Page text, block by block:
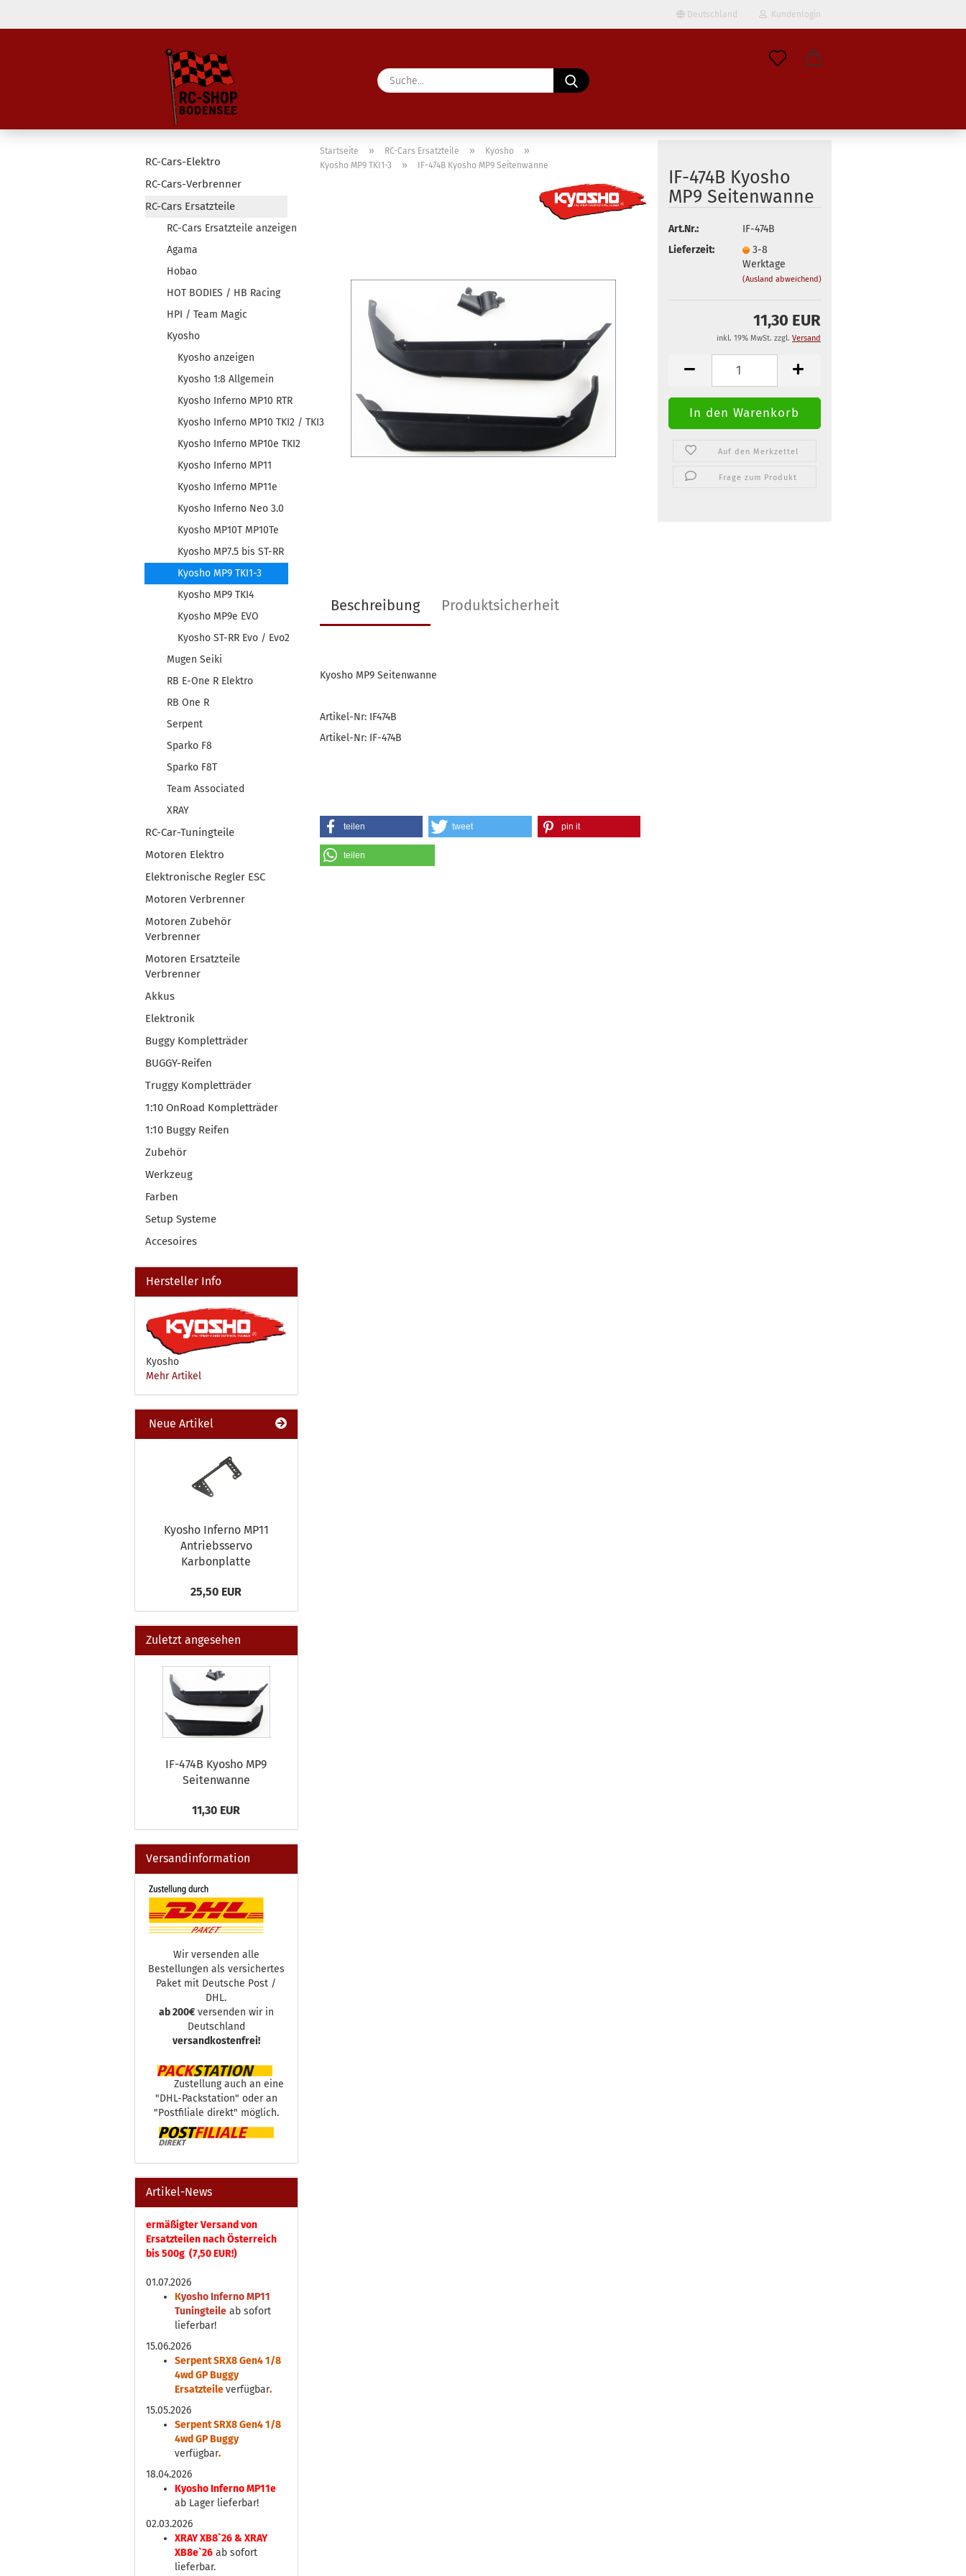
Deutschland Kundenlogin
Passwort
Suche...
Startseite » RC-Cars Ersatzteile » Kyosho »
Kyosho MP9 TKI1-3 » IF-474B Kyosho MP9 Seitenwanne
IF-474B Kyosho
MP9 Seitenwanne
Art.Nr.:
IF-474B
Lieferzeit:
3-8
Werktage
(Ausland abweichend)
11,30 EUR
inkl. 19% MwSt. zzgl. Versand
Auf den Merkzettel
Frage zum Produkt
Beschreibung Produktsicherheit
Kyosho MP9 Seitenwanne
Artikel-Nr: IF474B
Artikel-Nr: IF-474B
teilen tweet pin it
teilen
RC-Cars-Elektro
RC-Cars-Verbrenner
RC-Cars Ersatzteile
RC-Cars Ersatzteile anzeigen
Agama
Hobao
HOT BODIES / HB Racing
HPI / Team Magic
Kyosho
Kyosho anzeigen
Kyosho 1:8 Allgemein
Kyosho Inferno MP10 RTR
Kyosho Inferno MP10 TKI2 / TKI3
Kyosho Inferno MP10e TKI2
Kyosho Inferno MP11
Kyosho Inferno MP11e
Kyosho Inferno Neo 3.0
Kyosho MP10T MP10Te
Kyosho MP7.5 bis ST-RR
Kyosho MP9 TKI1-3
Kyosho MP9 TKI4
Kyosho MP9e EVO
Kyosho ST-RR Evo / Evo2
Mugen Seiki
RB E-One R Elektro
RB One R
Serpent
Sparko F8
Sparko F8T
Team Associated
XRAY
RC-Car-Tuningteile
Motoren Elektro
Elektronische Regler ESC
Motoren Verbrenner
Motoren Zubehör
Verbrenner
Motoren Ersatzteile
Verbrenner
Akkus
Elektronik
Buggy Kompletträder
BUGGY-Reifen
Truggy Kompletträder
1:10 OnRoad Kompletträder
1:10 Buggy Reifen
Zubehör
Werkzeug
Farben
Setup Systeme
Accesoires
Hersteller Info
Kyosho
Mehr Artikel
Neue Artikel
Kyosho Inferno MP11
Antriebsservo
Karbonplatte
25,50 EUR
Zuletzt angesehen
IF-474B Kyosho MP9
Seitenwanne
11,30 EUR
Versandinformation
Wir versenden alle
Bestellungen als versichertes
Paket mit Deutsche Post /
DHL.
ab 200€versenden wir in
Deutschland
versandkostenfrei!
Zustellung auch an eine
"DHL-Packstation" oder an
"Postfiliale direkt" möglich.
Artikel-News
ermäßigter Versand von
Ersatzteilen nach Österreich
bis 500g (7,50 EUR!)
01.07.2026
Kyosho Inferno MP11
Tuningteile ab sofort
lieferbar!
15.06.2026
Serpent SRX8 Gen4 1/8
4wd GP Buggy
Ersatzteileverfügbar.
15.05.2026
Serpent SRX8 Gen4 1/8
4wd GP Buggy
verfügbar.
18.04.2026
Kyosho Inferno MP11e
ab Lager lieferbar!
02.03.2026
XRAY XB8`26 & XRAY
XB8e`26 ab sofort
lieferbar.